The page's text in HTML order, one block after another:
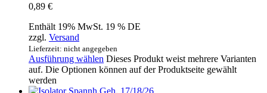
0,89 €
Enthält 19% MwSt. 19 % DE
zzgl. Versand
Lieferzeit: nicht angegeben
Ausführung wählen Dieses Produkt weist mehrere Varianten
auf. Die Optionen können auf der Produktseite gewählt
werden